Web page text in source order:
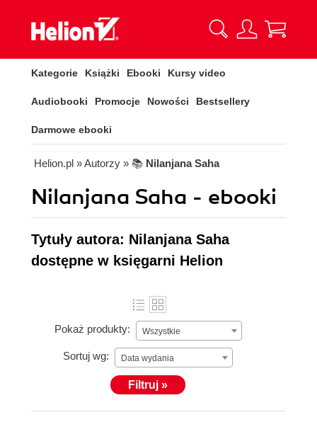
Kategorie Książki Ebooki Kursy video
Audiobooki Promocje Nowości Bestsellery
Darmowe ebooki
Helion.pl » Autorzy » 📚 Nilanjana Saha
Nilanjana Saha - ebooki
Tytuły autora: Nilanjana Saha
dostępne w księgarni Helion
Pokaż produkty: Wszystkie
Sortuj wg: Data wydania
Filtruj »